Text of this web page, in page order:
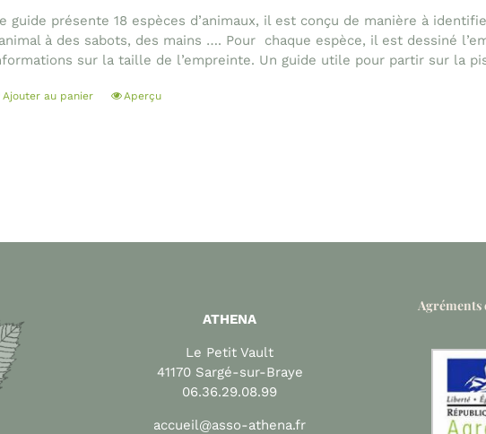
guide présente 18 espèces d’animaux, il est conçu de manière à
à des sabots, des mains …. Pour chaque espèce, il est dessiné
sur la taille de l’empreinte. Un guide utile pour partir sur la
Ajouter au panier Aperçu
ATHENA
Le Petit Vault
41170 Sargé-sur-Braye
06.36.29.08.99
accueil@asso-athena.fr
Agréments